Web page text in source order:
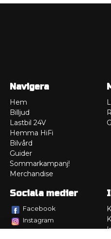
Navigera
Hem
Billjud
Lastbil 24V
Hemma HiFi
Bilvård
Guider
Sommarkampanj!
Merchandise
Sociala medier
Facebook
Instagram